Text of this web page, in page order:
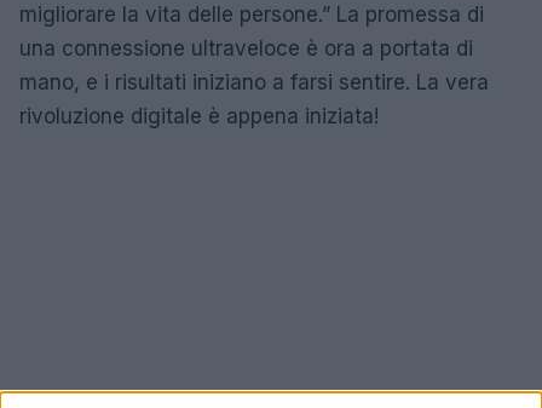
migliorare la vita delle persone.” La promessa di
una connessione ultraveloce è ora a portata di
mano, e i risultati iniziano a farsi sentire. La vera
rivoluzione digitale è appena iniziata!